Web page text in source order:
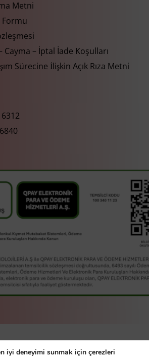
Metni
Formu
Cayma – İptal İade Koşulları
Sürecine İlişkin Açık Rıza Metni
Finans
iyi deneyimi sunmak için çerezleri